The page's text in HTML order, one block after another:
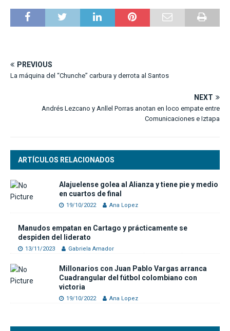
PREVIOUS
La máquina del “Chunche” carbura y derrota al Santos
NEXT
Andrés Lezcano y Anllel Porras anotan en loco empate entre
Comunicaciones e Iztapa
ARTÍCULOS RELACIONADOS
Alajuelense golea al Alianza y tiene pie y medio
en cuartos de final
19/10/2022 Ana Lopez
Manudos empatan en Cartago y prácticamente se
despiden del liderato
13/11/2023 Gabriela Amador
Millonarios con Juan Pablo Vargas arranca
Cuadrangular del fútbol colombiano con
victoria
19/10/2022 Ana Lopez